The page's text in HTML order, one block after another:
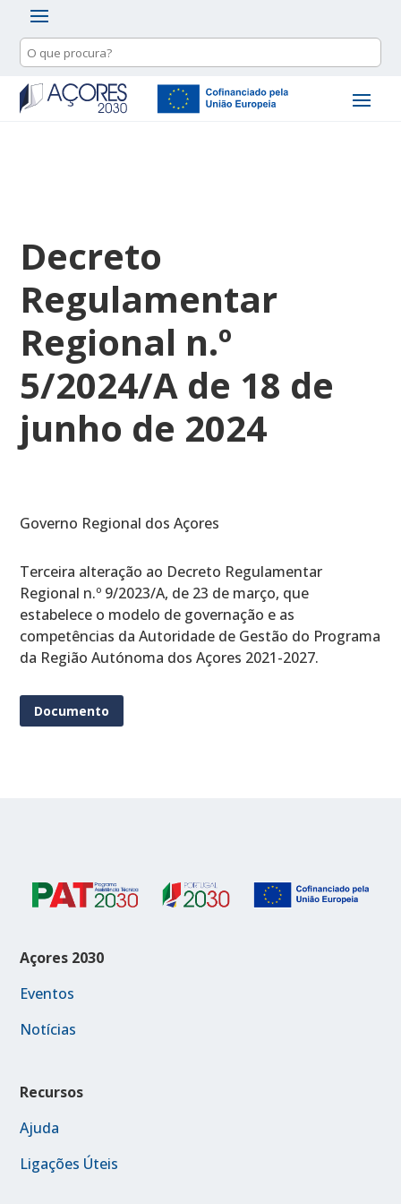
Decreto
Regulamentar
Regional n.º
5/2024/A de 18 de
junho de 2024
Governo Regional dos Açores
Terceira alteração ao Decreto Regulamentar
Regional n.º 9/2023/A, de 23 de março, que
estabelece o modelo de governação e as
competências da Autoridade de Gestão do Programa
da Região Autónoma dos Açores 2021-2027.
Documento
Açores 2030
Eventos
Notícias
Recursos
Ajuda
Ligações Úteis